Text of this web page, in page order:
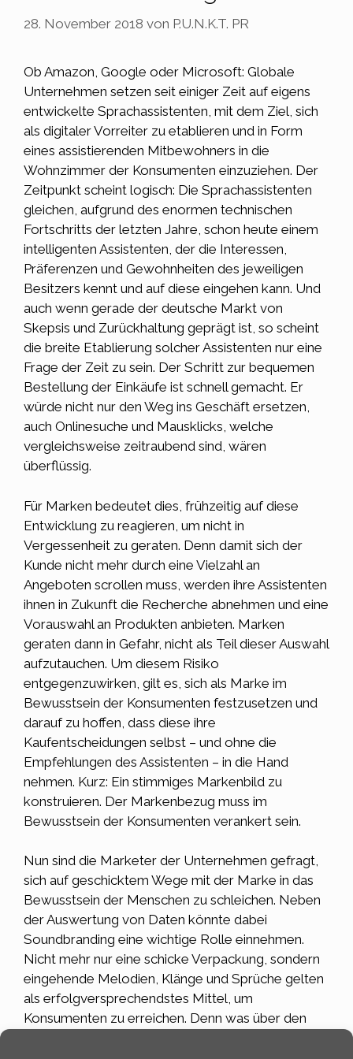
28. November 2018 von P.U.N.K.T. PR
Ob Amazon, Google oder Microsoft: Globale
Unternehmen setzen seit einiger Zeit auf eigens
entwickelte Sprachassistenten, mit dem Ziel, sich
als digitaler Vorreiter zu etablieren und in Form
eines assistierenden Mitbewohners in die
Wohnzimmer der Konsumenten einzuziehen. Der
Zeitpunkt scheint logisch: Die Sprachassistenten
gleichen, aufgrund des enormen technischen
Fortschritts der letzten Jahre, schon heute einem
intelligenten Assistenten, der die Interessen,
Präferenzen und Gewohnheiten des jeweiligen
Besitzers kennt und auf diese eingehen kann. Und
auch wenn gerade der deutsche Markt von
Skepsis und Zurückhaltung geprägt ist, so scheint
die breite Etablierung solcher Assistenten nur eine
Frage der Zeit zu sein. Der Schritt zur bequemen
Bestellung der Einkäufe ist schnell gemacht. Er
würde nicht nur den Weg ins Geschäft ersetzen,
auch Onlinesuche und Mausklicks, welche
vergleichsweise zeitraubend sind, wären
überflüssig.
Für Marken bedeutet dies, frühzeitig auf diese
Entwicklung zu reagieren, um nicht in
Vergessenheit zu geraten. Denn damit sich der
Kunde nicht mehr durch eine Vielzahl an
Angeboten scrollen muss, werden ihre Assistenten
ihnen in Zukunft die Recherche abnehmen und eine
Vorauswahl an Produkten anbieten. Marken
geraten dann in Gefahr, nicht als Teil dieser Auswahl
aufzutauchen. Um diesem Risiko
entgegenzuwirken, gilt es, sich als Marke im
Bewusstsein der Konsumenten festzusetzen und
darauf zu hoffen, dass diese ihre
Kaufentscheidungen selbst – und ohne die
Empfehlungen des Assistenten – in die Hand
nehmen. Kurz: Ein stimmiges Markenbild zu
konstruieren. Der Markenbezug muss im
Bewusstsein der Konsumenten verankert sein.
Nun sind die Marketer der Unternehmen gefragt,
sich auf geschicktem Wege mit der Marke in das
Bewusstsein der Menschen zu schleichen. Neben
der Auswertung von Daten könnte dabei
Soundbranding eine wichtige Rolle einnehmen.
Nicht mehr nur eine schicke Verpackung, sondern
eingehende Melodien, Klänge und Sprüche gelten
als erfolgversprechendstes Mittel, um
Konsumenten zu erreichen. Denn was über den